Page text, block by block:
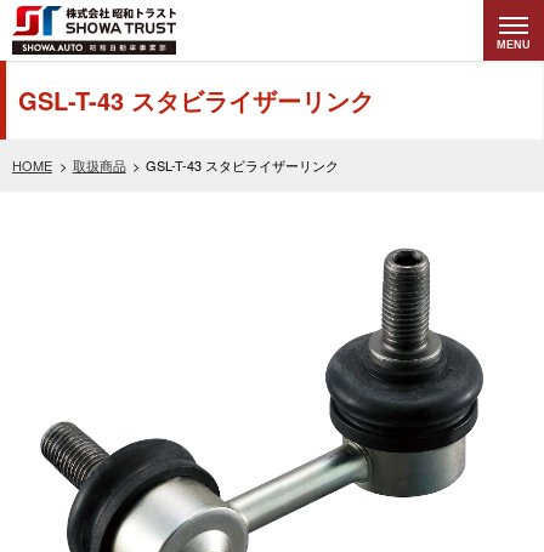
株式会社昭和トラ
スト (SHOWA
MENU
HOME 取扱商品 GSL-T-43 スタビライザーリンク
GSL-T-43 スタビライザーリンク